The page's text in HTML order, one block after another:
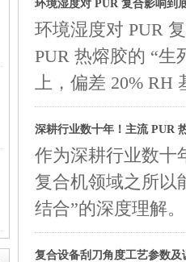
环境湿度对 PUR 复合影响到
环境湿度对 PUR
PUR 热熔胶的 “生
上，偏差 20% RH
深耕行业数十年！主流 PUR
作为深耕行业数十
复合机领域之所以
结合”的深度理解
复合设备刮刀角度工艺参数